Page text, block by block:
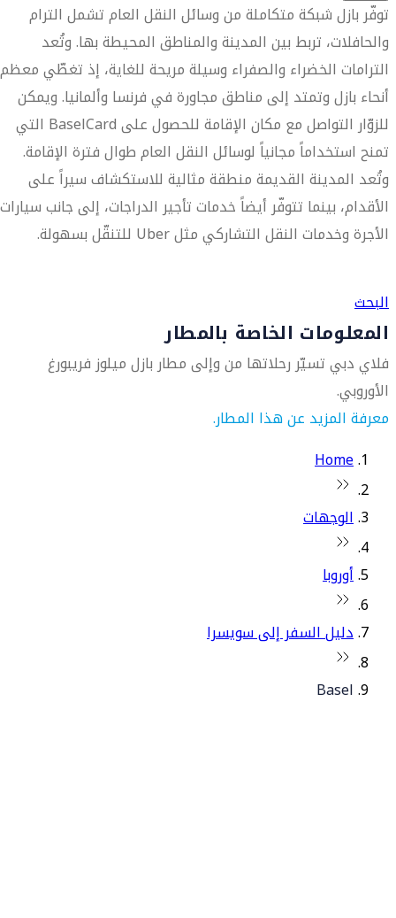
توفّر بازل شبكة متكاملة من وسائل النقل العام تشمل الترام
والحافلات، تربط بين المدينة والمناطق المحيطة بها. وتُعد
الترامات الخضراء والصفراء وسيلة مريحة للغاية، إذ تغطّي معظم
أنحاء بازل وتمتد إلى مناطق مجاورة في فرنسا وألمانيا. ويمكن
للزوّار التواصل مع مكان الإقامة للحصول على BaselCard التي
تمنح استخداماً مجانياً لوسائل النقل العام طوال فترة الإقامة.
وتُعد المدينة القديمة منطقة مثالية للاستكشاف سيراً على
الأقدام، بينما تتوفّر أيضاً خدمات تأجير الدراجات، إلى جانب سيارات
الأجرة وخدمات النقل التشاركي مثل Uber للتنقّل بسهولة.
البحث
المعلومات الخاصة بالمطار
فلاي دبي تسيّر رحلاتها من وإلى مطار بازل ميلوز فريبورغ
الأوروبي.
معرفة المزيد عن هذا المطار.
Home
الوجهات
أوروبا
دليل السفر إلى سويسرا
Basel